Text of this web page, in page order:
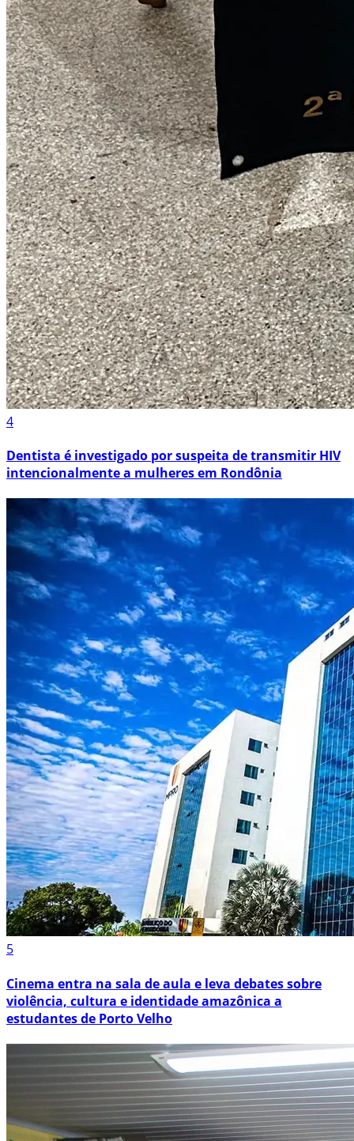
4
Dentista é investigado por suspeita de transmitir HIV
intencionalmente a mulheres em Rondônia
5
Cinema entra na sala de aula e leva debates sobre
violência, cultura e identidade amazônica a
estudantes de Porto Velho